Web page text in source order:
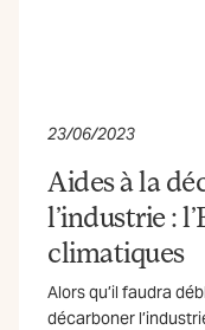
23/06/2023
Aides à la
l’industrie :
climatiques
Alors qu’il faudra
décarboner